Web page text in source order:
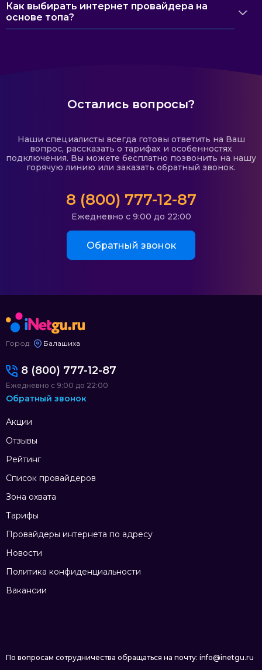
Как выбирать интернет провайдера на
основе топа?
Остались вопросы?
Наши специалисты всегда готовы ответить на Ваш
вопрос, рассказать о тарифах и особенностях
подключения. Вы можете бесплатно позвонить на нашу
горячую линию или заказать обратный звонок.
8 (800) 777-12-87
Ежедневно с 9:00 до 22:00
Обратный звонок
Город: Балашиха
Акции
Отзывы
Рейтинг
Список провайдеров
Зона охвата
Тарифы
Провайдеры интернета по адресу
Новости
Политика конфиденциальности
Вакансии
8 (800) 777-12-87
Ежедневно с 9:00 до 22:00
Обратный звонок
По вопросам сотрудничества обращаться на почту: info@inetgu.ru